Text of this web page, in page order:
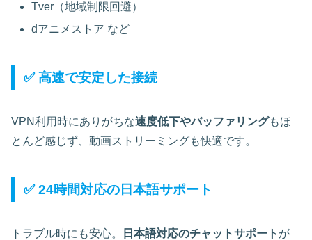
Tver（地域制限回避）
dアニメストア など
✅ 高速で安定した接続
VPN利用時にありがちな速度低下やバッファリングもほ
とんど感じず、動画ストリーミングも快適です。
✅ 24時間対応の日本語サポート
トラブル時にも安心。 日本語対応のチャットサポート が